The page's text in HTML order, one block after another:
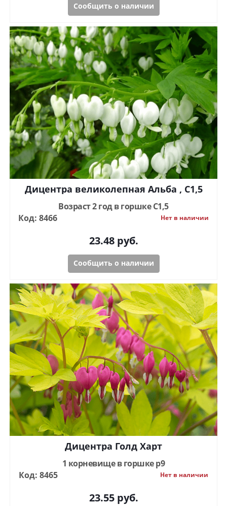
Сообщить о наличии
Дицентра великолепная Альба , С1,5
Возраст 2 год в горшке C1,5
Код: 8466
Нет в наличии
23.48руб.
Сообщить о наличии
Дицентра Голд Харт
1 корневище в горшке р9
Код: 8465
Нет в наличии
23.55руб.